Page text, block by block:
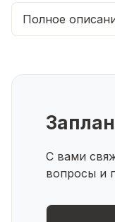
установлены
Идеальное
📞 Понравился
Полное
С вами
вопросы и